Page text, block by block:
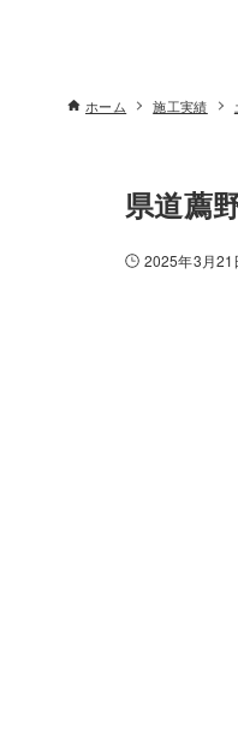
ホーム 施工実績
県道薦
2025年3月21